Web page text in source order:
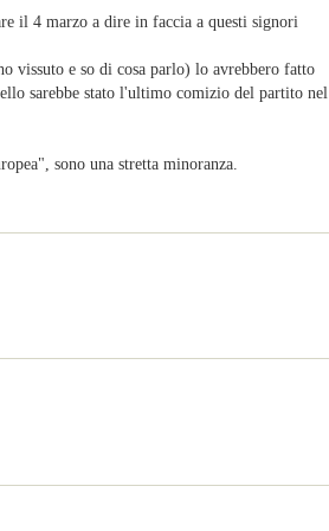
il 4 marzo a dire in faccia a questi signori
vissuto e so di cosa parlo) lo avrebbero fatto
sarebbe stato l'ultimo comizio del partito nel
sono una stretta minoranza.